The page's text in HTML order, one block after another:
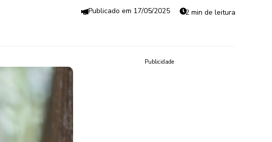
17/05/2025 2 min de leitura
Publicidade